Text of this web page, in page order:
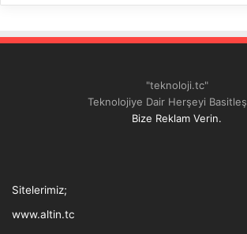
"teknoloji.tc"
Teknolojiye Dair Herşeyi
Bize Reklam Verin.
Sitelerimiz;
www.altin.tc